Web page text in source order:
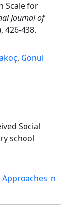
Scale for
Journal of
426-438.
, Gönül
Social
school
in